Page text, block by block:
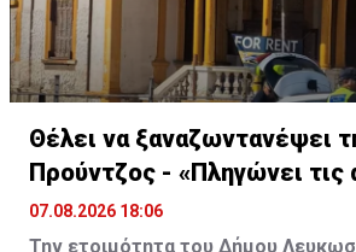
Θέλει να ξαναζωντανέψει
Προύντζος - «Πληγώνει τις
07.08.2026 18:06
Την ετοιμότητα του Δήμου